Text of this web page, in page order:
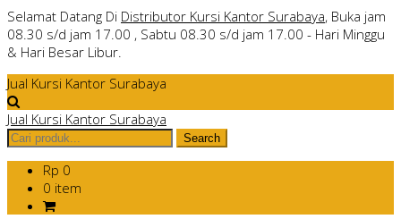
Selamat Datang Di Distributor Kursi Kantor Surabaya, Buka jam
08.30 s/d jam 17.00 , Sabtu 08.30 s/d jam 17.00 - Hari Minggu
& Hari Besar Libur.
Jual Kursi Kantor Surabaya
Jual Kursi Kantor Surabaya
Rp 0
0 item